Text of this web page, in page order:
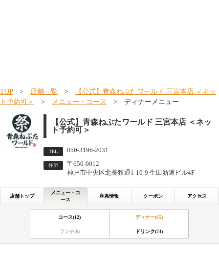
TOP> 店舗一覧 >
【公式】青森ねぶたワールド 三宮本店 ＜ネッ
ト予約可＞
> メニュー・コース > ディナーメニュー
【公式】青森ねぶたワールド 三宮本店 ＜ネッ
ト予約可＞
TEL 050-3196-2031
住所
〒650-0012
神戸市中央区北長狭通1-10-9 生田新道ビル4F
店舗トップ
メニュー・コ
ース
座席情報 クーポン アクセス
コース(12) ディナー(65)
ランチ(0) ドリンク(73)